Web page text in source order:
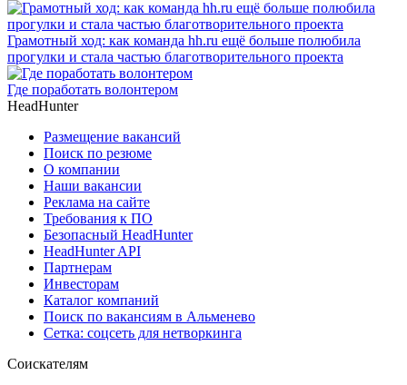
Грамотный ход: как команда hh.ru ещё больше полюбила
прогулки и стала частью благотворительного проекта
Где поработать волонтером
HeadHunter
Размещение вакансий
Поиск по резюме
О компании
Наши вакансии
Реклама на сайте
Требования к ПО
Безопасный HeadHunter
HeadHunter API
Партнерам
Инвесторам
Каталог компаний
Поиск по вакансиям в Альменево
Сетка: соцсеть для нетворкинга
Соискателям